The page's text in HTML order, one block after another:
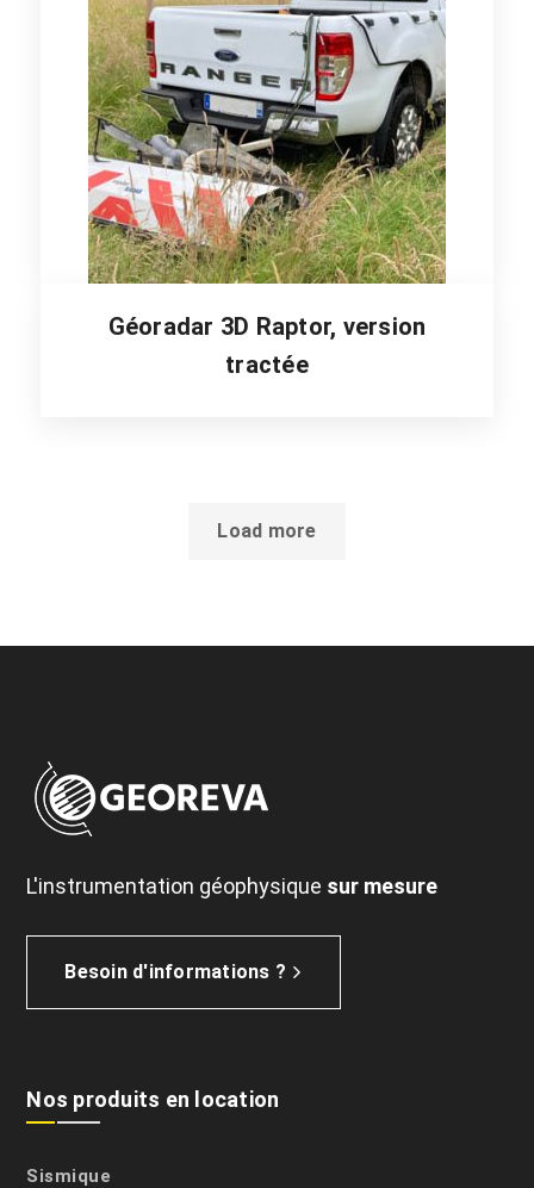
Géoradar 3D Raptor, version
tractée
Load more
L'instrumentation géophysique sur mesure
Besoin d'informations ?
Nos produits en location
Sismique